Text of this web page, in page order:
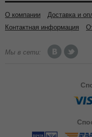
О компании Доставка и
Контактная информация
Мы в сети: